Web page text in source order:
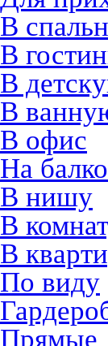
В
В
В
В
В офис
На
В нишу
В
В
По виду
Прямые